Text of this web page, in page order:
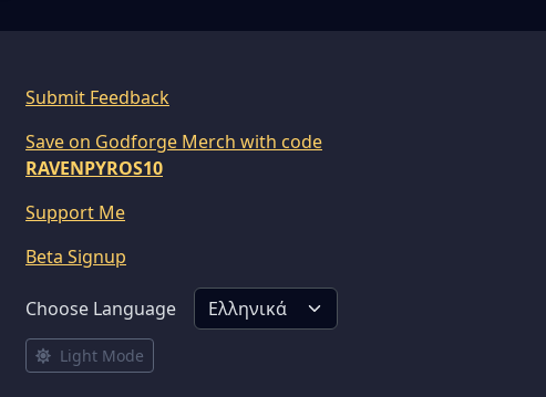
Submit Feedback
Save on Godforge Merch with code
RAVENPYROS10
Support Me
Beta Signup
Choose Language
Light Mode